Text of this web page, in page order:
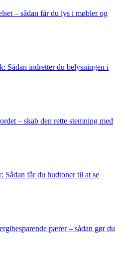
– sådan får du lys i møbler og
Sådan indretter du belysningen i
– skab den rette stemning med
Sådan får du hudtoner til at se
pærer – sådan gør du